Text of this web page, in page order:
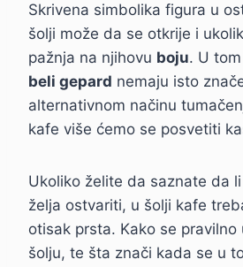
Skrivena simbolika figura u
šolji može da se otkrije i
pažnja na njihovu boju. U
beli gepard nemaju isto
alternativnom načinu
kafe više ćemo se posvetiti
Ukoliko želite da saznate da
želja ostvariti, u šolji kafe
otisak prsta. Kako se pravilno
šolju, te šta znači kada se u